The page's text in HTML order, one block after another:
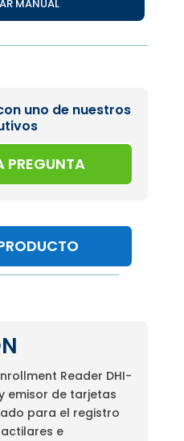
MANUAL
uno de nuestros
PREGUNTA
Reader DHI-
emisor de tarjetas
para el registro
e